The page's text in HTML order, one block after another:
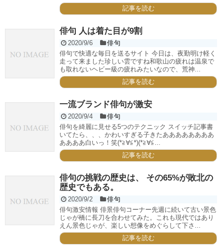
記事を読む
俳句 人は着た目が9割
2020/9/6
俳句
俳句で快適な毎日を送るサイト 今日は、夜勤明け軽く
走って来ました珍しい雲ですね和歌山の疲れは温泉で
も取れないヘビー級の疲れみたいなので、荒神...
記事を読む
一流ブランド俳句が激安
2020/9/4
俳句
俳句を綺麗に見せる5つのテクニック スイッチ記事書
いてたら、、、かわいすぎる子きたああああああああ
ああああ白いっ！笑(*≧∀≦*)(*≧∀≦...
記事を読む
俳句の挑戦の歴史は、 その65%が敗北の
歴史でもある。
2020/9/2
俳句
俳句激安情報 俳景俳句コーナー先週に続いて古い景色
じゃが橋に長刀を合わせてみた。これも現代ではあり
えん景色じゃが、楽しい想像をめぐらして下さ...
記事を読む